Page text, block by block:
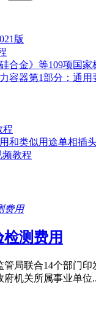
版
合金》等109项国
容器第1部分：通
程
和类似用途单相插
频教程
测费用
管局联合14个部门
机关所属事业单位